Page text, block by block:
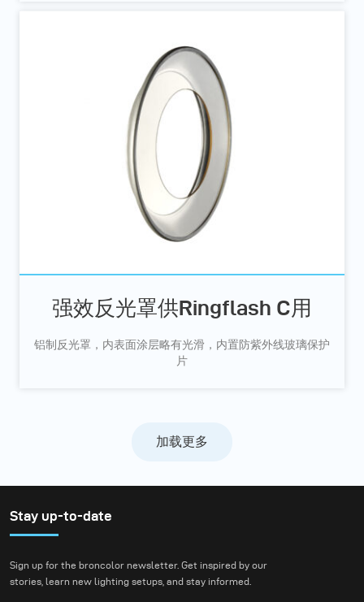
强效反光罩供Ringflash C用
铝制反光罩，内表面涂层略有光滑，内置防紫外线玻璃保护
片
加载更多
Stay up-to-date
Sign up for the broncolor newsletter. Get inspired by our
stories, learn new lighting setups, and stay informed.